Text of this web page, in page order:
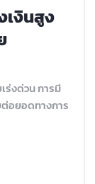
เงินสูง
ร่งด่วน การมี
อยอดทางการ